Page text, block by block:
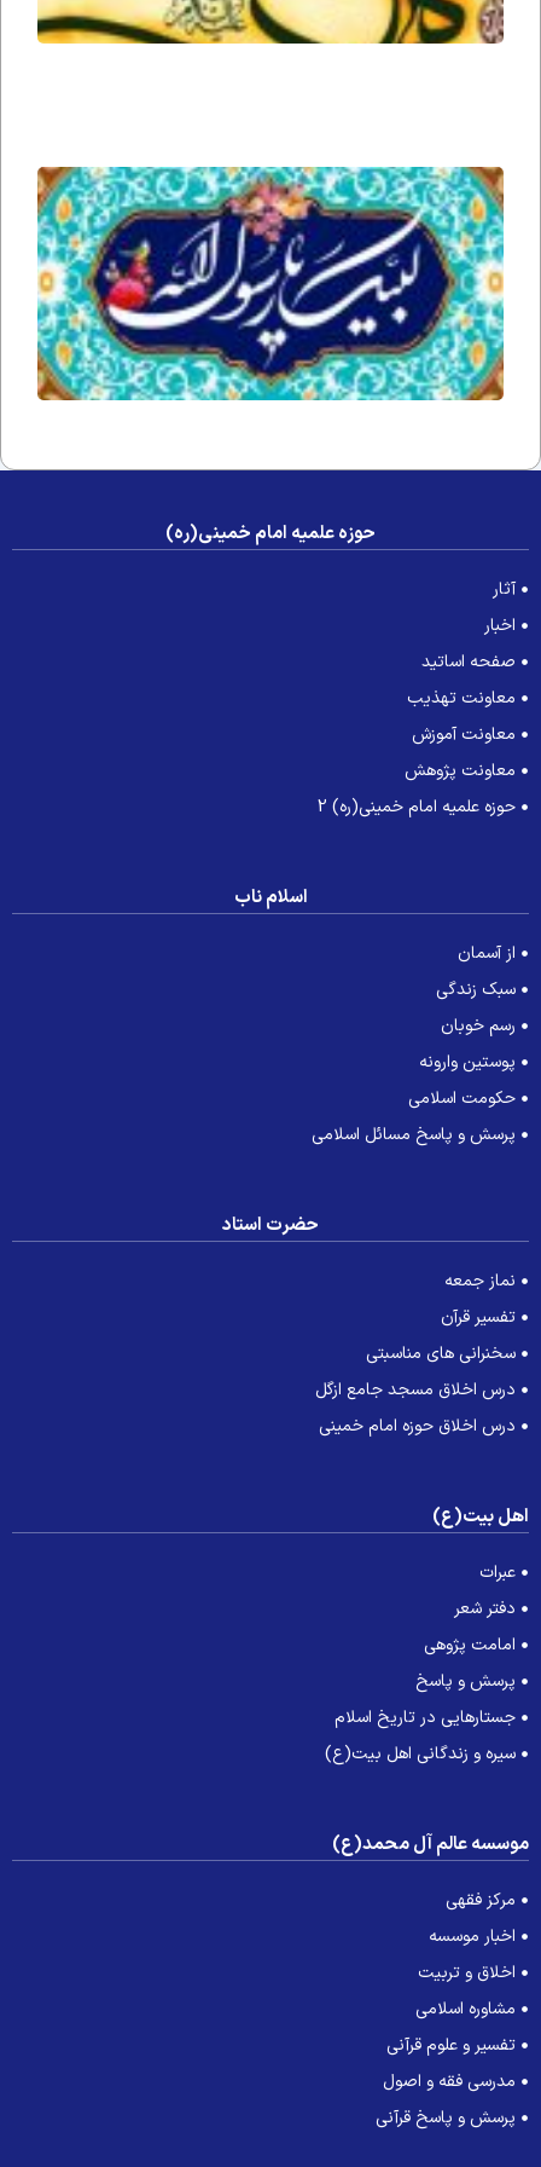
جمعه
خطاب
قضا
شدن
نماز
رسول
خدا
صلی
الله
علیه
و آله
و
حوزه علمیه امام خمینی(ره)
آثار
اخبار
صفحه اساتید
معاونت تهذیب
معاونت آموزش
معاونت پژوهش
حوزه علمیه امام خمینی(ره) 2
اسلام ناب
از آسمان
سبک زندگی
رسم خوبان
پوستین وارونه
حکومت اسلامی
پرسش و پاسخ مسائل اسلامی
حضرت استاد
نماز جمعه
تفسیر قرآن
سخنرانی های مناسبتی
درس اخلاق مسجد جامع ازگل
درس اخلاق حوزه امام خمینی
بیت(ع)
عبرات
دفتر شعر
امامت پژوهی
پرسش و پاسخ
جستارهایی در تاریخ اسلام
سیره و زندگانی اهل بیت(ع)
عالم آل محمد(ع)
مرکز فقهی
اخبار موسسه
اخلاق و تربیت
مشاوره اسلامی
تفسیر و علوم قرآنی
مدرسی فقه و اصول
پرسش و پاسخ قرآنی